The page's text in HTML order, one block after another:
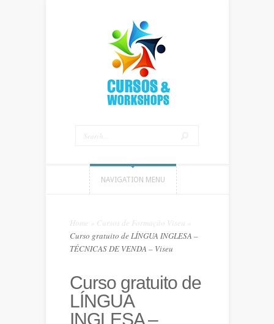
NAVIGATION MENU
Home Cursos de Formação Viseu
Curso gratuito de LÍNGUA INGLESA –
TÉCNICAS DE VENDA – Viseu
Curso gratuito de
LÍNGUA
INGLESA –